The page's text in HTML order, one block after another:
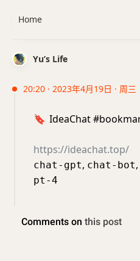
Yu’s Life
20:20 · 2023年4月19日 · 周三
🔖 IdeaChat
https://ideachat.top/
chat-gpt, chat-bot,
pt-4
Home